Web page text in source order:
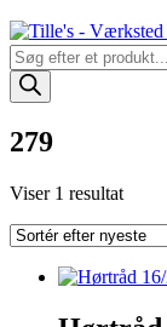
Products
search
279
Viser 1 resultat